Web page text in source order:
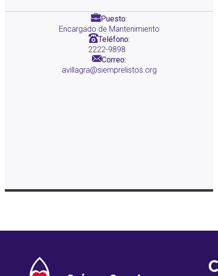
Puesto:
Encargado de Mantenimiento
Teléfono:
2222-9898
Correo:
avillagra@siemprelistos.org